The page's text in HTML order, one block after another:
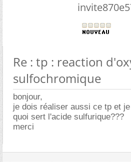
Re : tp : reaction
sulfochromique
bonjour,
je dois réaliser aussi ce tp et
quoi sert l'acide sulfurique???
merci